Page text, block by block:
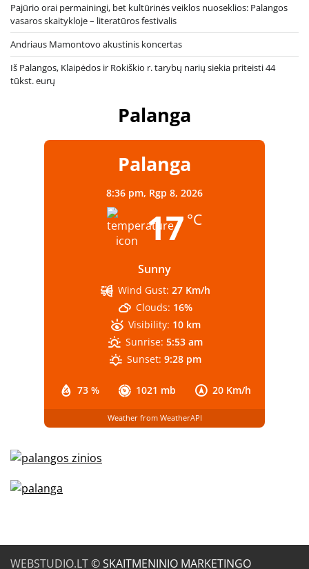
Pajūrio orai permainingi, bet kultūrinės veiklos nuoseklios: Palangos
vasaros skaitykloje – literatūros festivalis
Andriaus Mamontovo akustinis koncertas
Iš Palangos, Klaipėdos ir Rokiškio r. tarybų narių siekia priteisti 44
tūkst. eurų
Palanga
Palanga
8:36 pm, Rgp 8, 2026
17 °C
Sunny
73 % 1021 mb 20 Km/h
Wind Gust: 27 Km/h
Clouds: 16%
Visibility: 10 km
Sunrise: 5:53 am
Sunset: 9:28 pm
Weather from WeatherAPI
WEBSTUDIO.LT© SKAITMENINIO MARKETINGO